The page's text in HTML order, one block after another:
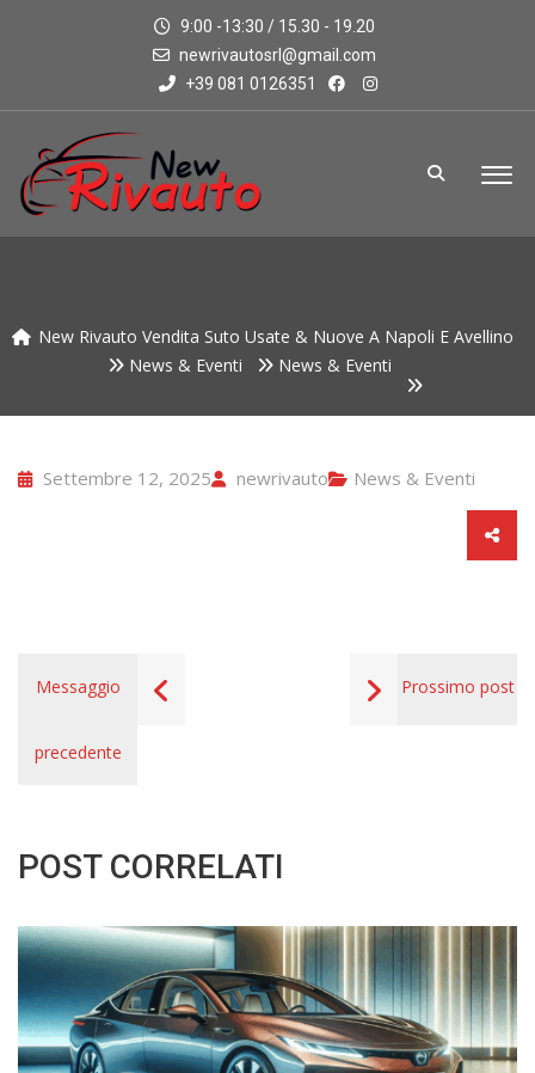
9:00 -13:30 / 15.30 - 19.20
newrivautosrl@gmail.com
+39 081 0126351
New Rivauto Vendita Suto Usate & Nuove A Napoli E Avellino
News & Eventi
News & Eventi
Settembre 12, 2025 newrivauto News & Eventi
Messaggio
precedente
Prossimo post
POST CORRELATI